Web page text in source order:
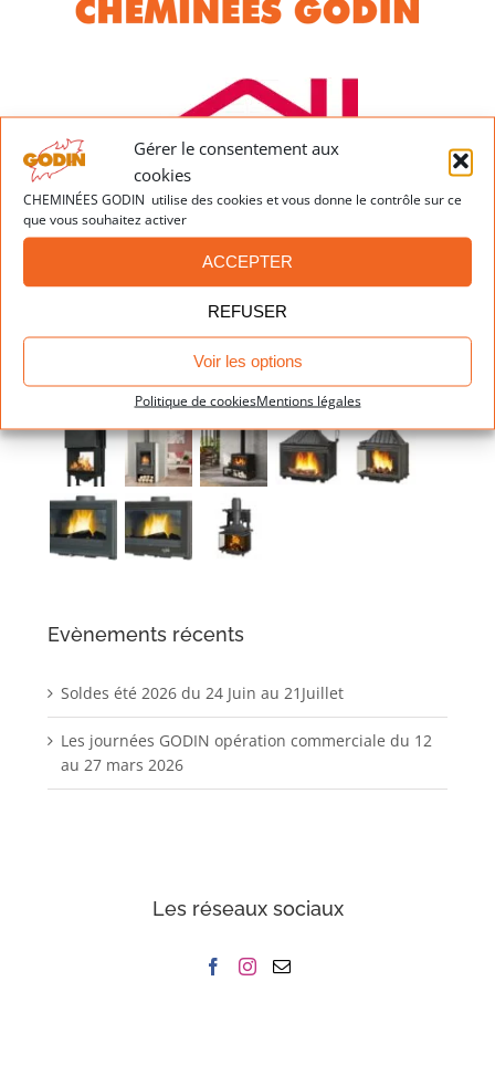
Gérer le consentement aux
cookies
CHEMINÉES GODIN utilise des cookies et vous donne le contrôle sur ce
que vous souhaitez activer
ACCEPTER
REFUSER
Voir les options
Politique de cookiesMentions légales
Mons
850
sur
Dernières réalisations
Evènements récents
Soldes été 2026 du 24 Juin au 21Juillet
Les journées GODIN opération commerciale du 12
au 27 mars 2026
Les réseaux sociaux